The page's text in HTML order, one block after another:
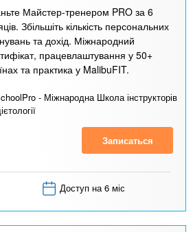
Майстер-тренером PRO за 6
Збільшіть кількість персональних
та дохід. Міжнародний
працевлаштування у 50+
та практика у MalibuFIT.
- Міжнародна Школа інструкторів
Записаться
Доступ на 6 міс